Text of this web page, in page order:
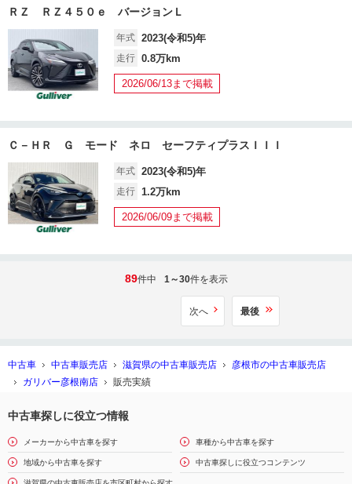
ＲＺ ＲＺ４５０ｅ バージョンＬ
年式 2023(令和5)年
走行 0.8万km
2026/06/13まで掲載
Ｃ－ＨＲ Ｇ モード ネロ セーフティプラスＩＩＩ
年式 2023(令和5)年
走行 1.2万km
2026/06/09まで掲載
89件中 1～30件を表示
次へ 最後
中古車 中古車販売店 滋賀県の中古車販売店
彦根市の中古車販売店
ガリバー彦根南店
販売実績
中古車探しに役立つ情報
メーカーから中古車を探す 車種から中古車を探す
地域から中古車を探す 中古車探しに役立つコンテンツ